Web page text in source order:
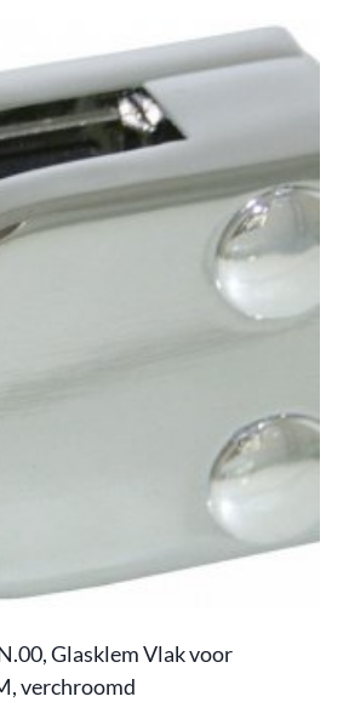
Glasklem Vlak voor
verchroomd